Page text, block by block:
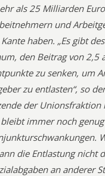
als 25 Milliarden
und
haben. „Es gibt
den Beitrag von 2,5
zu senken, um
zu entlasten“, so
der Unionsfraktion
bleibt immer noch
die Entlastung nicht
an anderer